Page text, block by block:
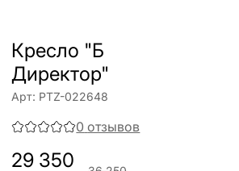
Кресло "Б
Директор"
Арт: PTZ-022648
0 отзывов
29 350